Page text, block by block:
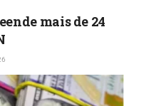
mais de 24